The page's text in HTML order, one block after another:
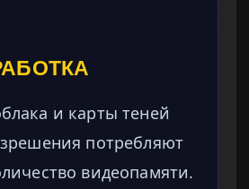
и карты теней
потребляют
видеопамяти.